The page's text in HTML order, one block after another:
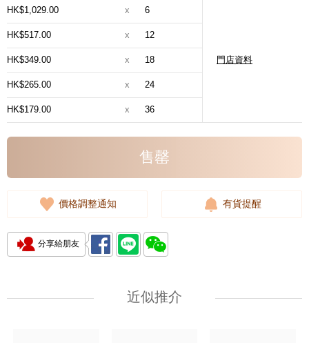
HK$1,029.00 x 6
門店資料
HK$517.00 x 12
HK$349.00 x 18
HK$265.00 x 24
HK$179.00 x 36
售罄
價格調整通知 有貨提醒
分享給朋友
近似推介